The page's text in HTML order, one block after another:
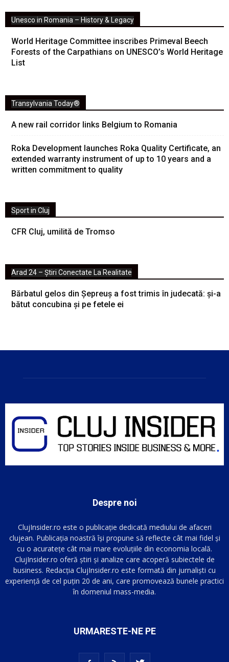
Unesco in Romania – History & Legacy
World Heritage Committee inscribes Primeval Beech
Forests of the Carpathians on UNESCO’s World Heritage
List
Transylvania Today®
A new rail corridor links Belgium to Romania
Roka Development launches Roka Quality Certificate, an
extended warranty instrument of up to 10 years and a
written commitment to quality
Sport in Cluj
CFR Cluj, umilită de Tromso
Arad 24 – Știri Conectate La Realitate
Bărbatul gelos din Șepreuș a fost trimis în judecată: și-a
bătut concubina și pe fetele ei
Despre noi
ClujInsider.ro este o publicație dedicată mediului de afaceri
clujean. Publicația noastră își propune să reflecte cât mai fidel și
cu o acuratețe cât mai mare evoluțiile din economia locală.
ClujInsider.ro oferă știri și analize care acoperă subiectele de
business. Redacția ClujInsider.ro este formată din jurnaliști cu
experiență de cel puțin 20 de ani, care promovează bunele practici
în domeniul mass-media.
URMARESTE-NE PE